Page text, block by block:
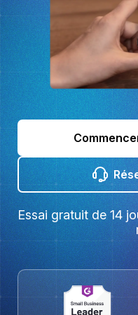
Essai gratuit de 14